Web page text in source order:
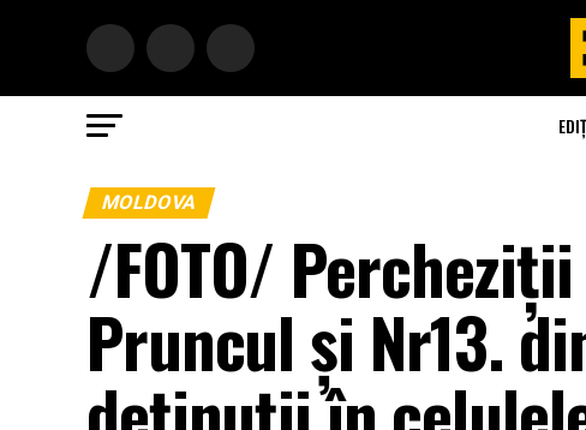
MOLDOVA
/FOTO/
Pruncul și Nr13.